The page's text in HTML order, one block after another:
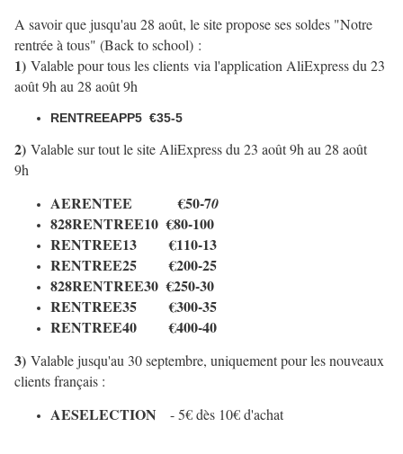
A savoir que jusqu'au 28 août, le site propose ses soldes "Notre
rentrée à tous" (Back to school) :
1) Valable pour tous les clients via l'application AliExpress du 23
août 9h au 28 août 9h
RENTREEAPP5 €35-5
2) Valable sur tout le site AliExpress du 23 août 9h au 28 août
9h
AERENTEE€50-70
828RENTREE10 €80-100
RENTREE13 €110-13
RENTREE25 €200-25
828RENTREE30 €250-30
RENTREE35 €300-35
RENTREE40 €400-40
3) Valable jusqu'au 30 septembre, uniquement pour les nouveaux
clients français :
AESELECTION - 5€ dès 10€ d'achat